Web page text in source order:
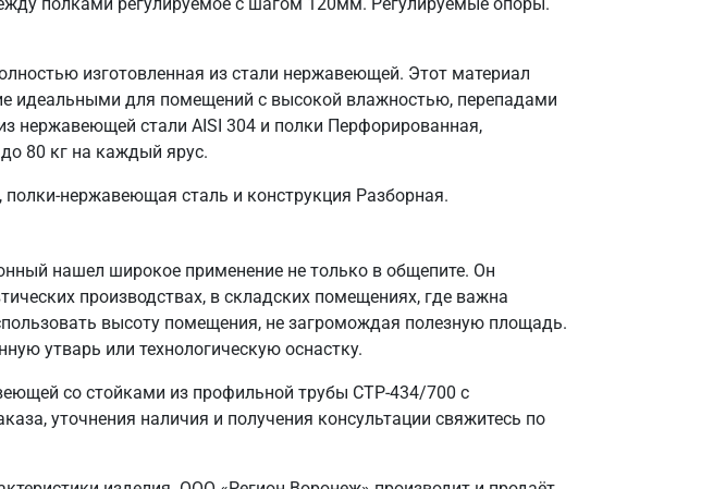
изготовленная из стали нержавеющей. Этот материал
идеальными для помещений с высокой влажностью, перепадами
нержавеющей стали AISI 304 и полки Перфорированная,
80 кг на каждый ярус.
нержавеющая сталь и конструкция Разборная.
нашел широкое применение не только в общепите. Он
производствах, в складских помещениях, где важна
высоту помещения, не загромождая полезную площадь.
утварь или технологическую оснастку.
со стойками из профильной трубы СТР-434/700 с
уточнения наличия и получения консультации свяжитесь по